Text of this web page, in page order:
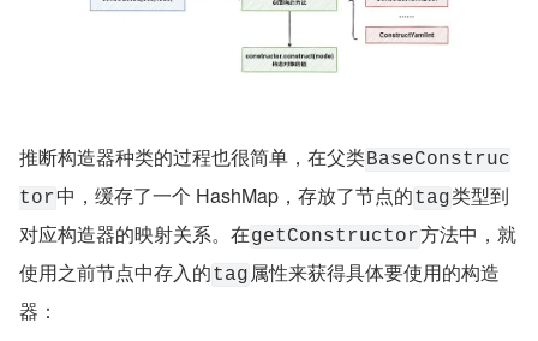
推断构造器种类的过程也很简单，在父类BaseConstruc
tor中，缓存了一个 HashMap，存放了节点的tag类型到
对应构造器的映射关系。在getConstructor方法中，就
使用之前节点中存入的tag 属性来获得具体要使用的构造
器：